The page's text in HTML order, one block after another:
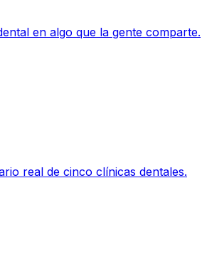
en algo que la gente comparte.
real de cinco clínicas dentales.